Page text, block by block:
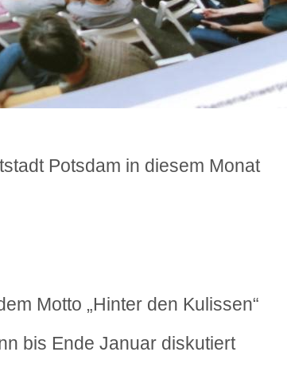
Potsdam in diesem Monat
Motto „Hinter den Kulissen“
bis Ende Januar diskutiert